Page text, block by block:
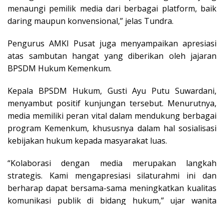
menaungi pemilik media dari berbagai platform, baik
daring maupun konvensional,” jelas Tundra.
Pengurus AMKI Pusat juga menyampaikan apresiasi
atas sambutan hangat yang diberikan oleh jajaran
BPSDM Hukum Kemenkum.
Kepala BPSDM Hukum, Gusti Ayu Putu Suwardani,
menyambut positif kunjungan tersebut. Menurutnya,
media memiliki peran vital dalam mendukung berbagai
program Kemenkum, khususnya dalam hal sosialisasi
kebijakan hukum kepada masyarakat luas.
“Kolaborasi dengan media merupakan langkah
strategis. Kami mengapresiasi silaturahmi ini dan
berharap dapat bersama-sama meningkatkan kualitas
komunikasi publik di bidang hukum,” ujar wanita